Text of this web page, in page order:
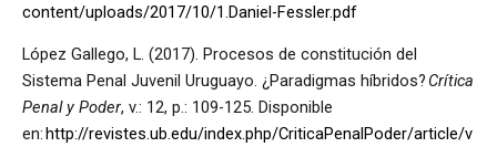
content/uploads/2017/10/1.Daniel-Fessler.pdf
López Gallego, L. (2017). Procesos de constitución del
Sistema Penal Juvenil Uruguayo. ¿Paradigmas híbridos? Crítica
Penal y Poder, v.: 12, p.: 109-125. Disponible
en:http://revistes.ub.edu/index.php/CriticaPenalPoder/article/v